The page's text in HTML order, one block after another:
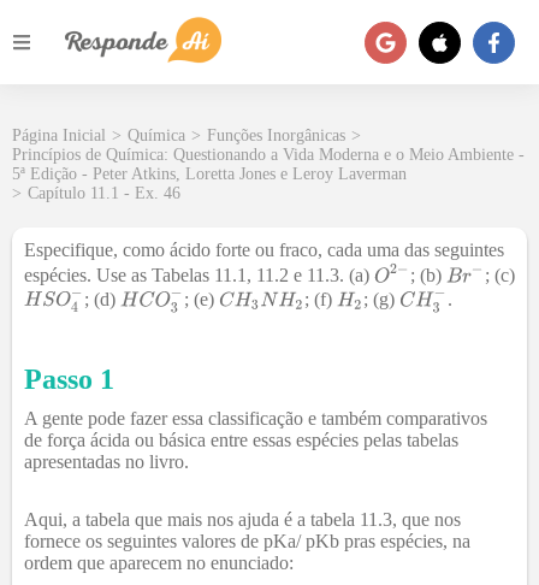
Página Inicial > Química > Funções Inorgânicas >
Princípios de Química: Questionando a Vida Moderna e o Meio Ambiente -
5ª Edição - Peter Atkins, Loretta Jones e Leroy Laverman
> Capítulo 11.1 - Ex. 46
Especifique, como ácido forte ou fraco, cada uma das seguintes
espécies. Use as Tabelas 11.1, 11.2 e 11.3. (a)
; (b)
; (c)
; (d)
; (e) ; (f) ; (g) .
Passo 1
A gente pode fazer essa classificação e também comparativos
de força ácida ou básica entre essas espécies pelas tabelas
apresentadas no livro.
Aqui, a tabela que mais nos ajuda é a tabela 11.3, que nos
fornece os seguintes valores de pKa/ pKb pras espécies, na
ordem que aparecem no enunciado: